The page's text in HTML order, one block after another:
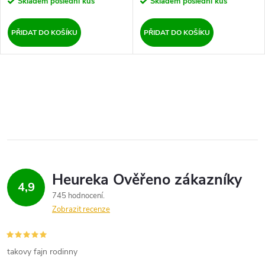
u
k
d
u
PŘIDAT DO KOŠÍKU PŘIDAT DO KOŠÍKU
l
d
a
c
í
4,9
745 hodnocení
Zobrazit recenze
takovy fajn rodinny